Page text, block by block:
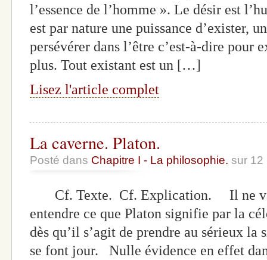
l’essence de l’homme ». Le désir est
est par nature une puissance d’exister,
persévérer dans l’être c’est-à-dire pour
plus. Tout existant est un […]
Lisez l'article complet
La caverne. Platon.
Posté dans Chapitre I - La philosophie. sur 12
Cf. Texte. Cf. Explication. Il ne va
entendre ce que Platon signifie par la
dès qu’il s’agit de prendre au sérieux
se font jour. Nulle évidence en effet